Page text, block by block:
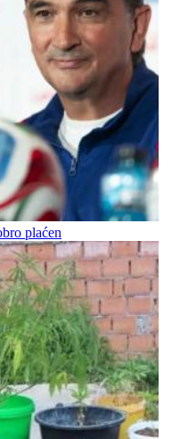
plaćen